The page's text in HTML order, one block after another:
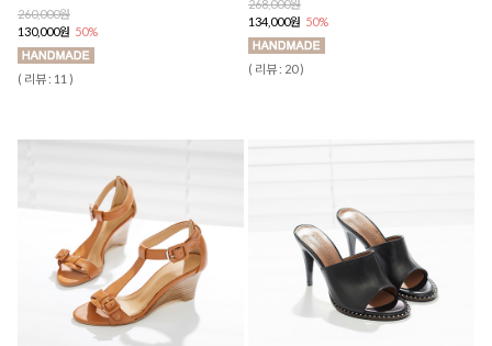
260,000원
130,000원 50%
( 리뷰 : 11 )
268,000원
134,000원 50%
( 리뷰 : 20 )